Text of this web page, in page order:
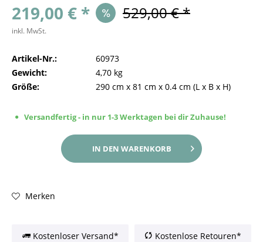
219,00 € * 529,00 € *
inkl. MwSt.
Artikel-Nr.:
60973
Gewicht:
4,70 kg
Größe:
290 cm x 81 cm x 0.4 cm (L x B x H)
Versandfertig - in nur 1-3 Werktagen bei dir Zuhause!
IN DEN WARENKORB
Merken
Kostenloser Versand* Kostenlose Retouren*